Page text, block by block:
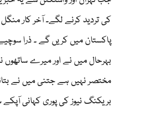
کی تردید کرنے لگے۔ آخر کار
پاکستان میں کریں گے ۔ ذرا
بہرحال میں نے اور میرے ساتھوں
مختصر نہیں ہے جتنی میں نے
بریکنگ نیوز کی پوری کہانی